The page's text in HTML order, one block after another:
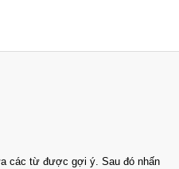
các từ được gợi ý. Sau đó nhấn